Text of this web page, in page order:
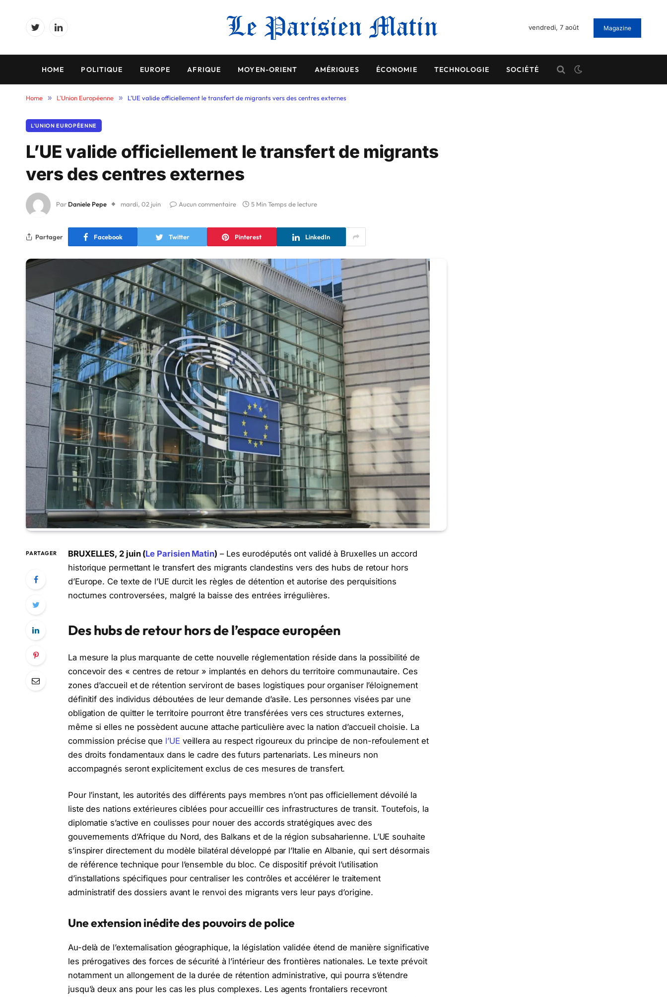
TwitterLinkedIn
vendredi, 7 août Magazine
HOME POLITIQUE EUROPE AFRIQUE MOYEN-ORIENT AMÉRIQUES ÉCONOMIE TECHNOLOGIE SOCIÉTÉ
Home » L'Union Européenne » L’UE valide officiellement le transfert de migrants vers des centres externes
L'UNION EUROPÉENNE
L’UE valide officiellement le transfert de migrants
vers des centres externes
Par Daniele Pepe mardi, 02 juin Aucun commentaire 5 Min Temps de lecture
Partager Facebook Twitter Pinterest LinkedIn
PARTAGER BRUXELLES, 2 juin (Le Parisien Matin) – Les eurodéputés ont validé à Bruxelles un accord
historique permettant le transfert des migrants clandestins vers des hubs de retour hors
d’Europe. Ce texte de l’UE durcit les règles de détention et autorise des perquisitions
nocturnes controversées, malgré la baisse des entrées irrégulières.
Des hubs de retour hors de l’espace européen
La mesure la plus marquante de cette nouvelle réglementation réside dans la possibilité de
concevoir des « centres de retour » implantés en dehors du territoire communautaire. Ces
zones d’accueil et de rétention serviront de bases logistiques pour organiser l’éloignement
définitif des individus déboutées de leur demande d’asile. Les personnes visées par une
obligation de quitter le territoire pourront être transférées vers ces structures externes,
même si elles ne possèdent aucune attache particulière avec la nation d’accueil choisie. La
commission précise que l’UE veillera au respect rigoureux du principe de non-refoulement et
des droits fondamentaux dans le cadre des futurs partenariats. Les mineurs non
accompagnés seront explicitement exclus de ces mesures de transfert.
Pour l’instant, les autorités des différents pays membres n’ont pas officiellement dévoilé la
liste des nations extérieures ciblées pour accueillir ces infrastructures de transit. Toutefois, la
diplomatie s’active en coulisses pour nouer des accords stratégiques avec des
gouvernements d’Afrique du Nord, des Balkans et de la région subsaharienne. L’UE souhaite
s’inspirer directement du modèle bilatéral développé par l’Italie en Albanie, qui sert désormais
de référence technique pour l’ensemble du bloc. Ce dispositif prévoit l’utilisation
d’installations spécifiques pour centraliser les contrôles et accélérer le traitement
administratif des dossiers avant le renvoi des migrants vers leur pays d’origine.
Une extension inédite des pouvoirs de police
Au-delà de l’externalisation géographique, la législation validée étend de manière significative
les prérogatives des forces de sécurité à l’intérieur des frontières nationales. Le texte prévoit
notamment un allongement de la durée de rétention administrative, qui pourra s’étendre
jusqu’à deux ans pour les cas les plus complexes. Les agents frontaliers recevront